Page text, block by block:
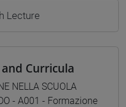
Lecture
Curricula
NELLA SCUOLA
- A001 - Formazione